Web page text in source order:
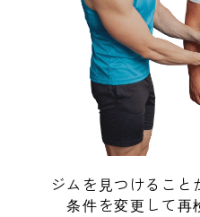
ジムを見つけること
条件を変更して再